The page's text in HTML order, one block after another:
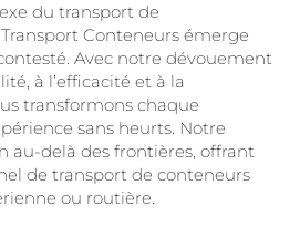
du transport de
Conteneurs émerge
Avec notre dévouement
à l’efficacité et à la
transformons chaque
sans heurts. Notre
au-delà des frontières, offrant
de transport de conteneurs
ou routière.